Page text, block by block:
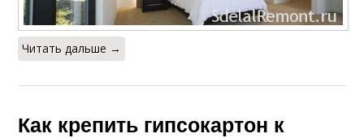
Читать дальше →
Как крепить гипсокартон к